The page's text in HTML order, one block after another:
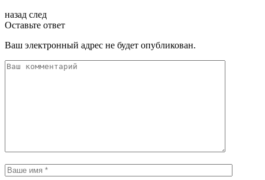
назад след
Оставьте ответ
Ваш электронный адрес не будет опубликован.